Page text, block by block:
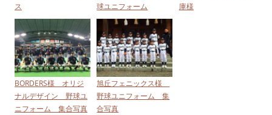
ス
球ユニフォーム
庫様
BORDERS様 オリジ
ナルデザイン 野球ユ
ニフォーム 集合写真
旭丘フェニックス様
野球ユニフォーム 集
合写真